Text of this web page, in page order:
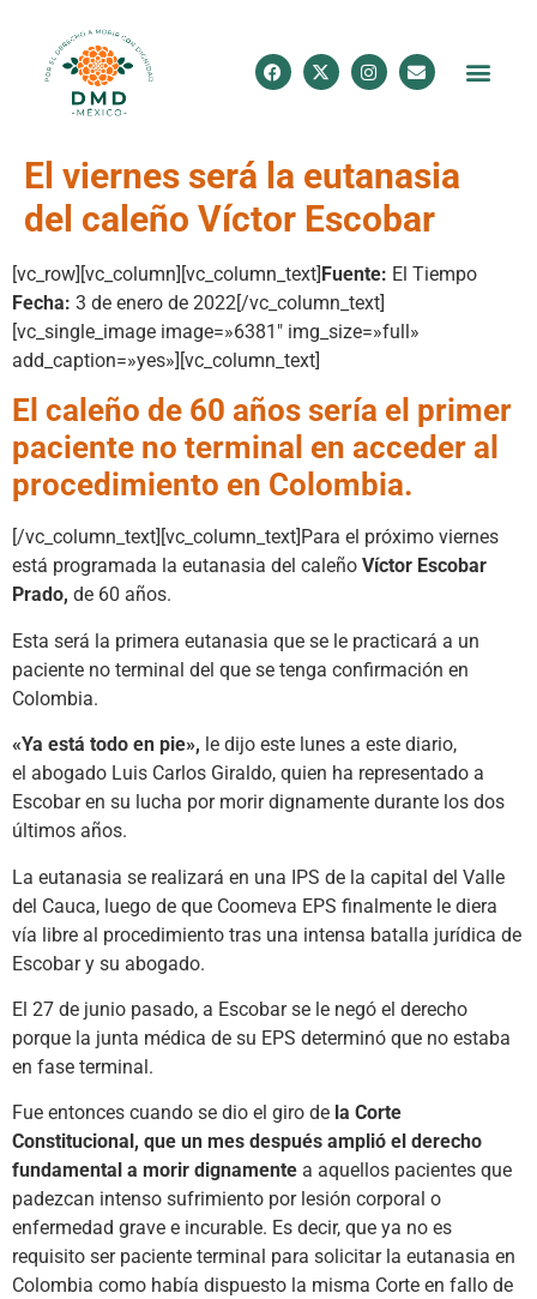
El viernes será la eutanasia
del caleño Víctor Escobar
[vc_row][vc_column][vc_column_text]Fuente: El Tiempo
Fecha: 3 de enero de 2022[/vc_column_text]
[vc_single_image image=»6381″ img_size=»full»
add_caption=»yes»][vc_column_text]
El caleño de 60 años sería el primer
paciente no terminal en acceder al
procedimiento en Colombia.
[/vc_column_text][vc_column_text]Para el próximo viernes
está programada la eutanasia del caleño Víctor Escobar
Prado, de 60 años.
Esta será la primera eutanasia que se le practicará a un
paciente no terminal del que se tenga confirmación en
Colombia.
«Ya está todo en pie», le dijo este lunes a este diario,
el abogado Luis Carlos Giraldo, quien ha representado a
Escobar en su lucha por morir dignamente durante los dos
últimos años.
La eutanasia se realizará en una IPS de la capital del Valle
del Cauca, luego de que Coomeva EPS finalmente le diera
vía libre al procedimiento tras una intensa batalla jurídica de
Escobar y su abogado.
El 27 de junio pasado, a Escobar se le negó el derecho
porque la junta médica de su EPS determinó que no estaba
en fase terminal.
Fue entonces cuando se dio el giro de la Corte
Constitucional, que un mes después amplió el derecho
fundamental a morir dignamente a aquellos pacientes que
padezcan intenso sufrimiento por lesión corporal o
enfermedad grave e incurable. Es decir, que ya no es
requisito ser paciente terminal para solicitar la eutanasia en
Colombia como había dispuesto la misma Corte en fallo de